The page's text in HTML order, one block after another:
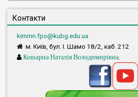
Контакти
kimmn.fpo@kubg.edu.ua
м. Київ, бул. І. Шамо 18/2, каб. 212
Кошарна Наталія Володимирівна.